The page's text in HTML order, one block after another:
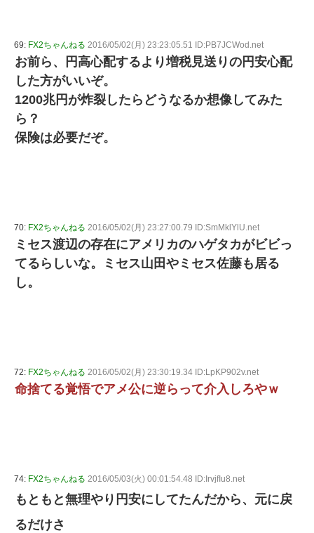
69: FX2ちゃんねる 2016/05/02(月) 23:23:05.51 ID:PB7JCWod.net
お前ら、円高心配するより増税見送りの円安心配
した方がいいぞ。
1200兆円が炸裂したらどうなるか想像してみた
ら？
保険は必要だぞ。
70: FX2ちゃんねる 2016/05/02(月) 23:27:00.79 ID:SmMklYlU.net
ミセス渡辺の存在にアメリカのハゲタカがビビっ
てるらしいな。ミセス山田やミセス佐藤も居る
し。
72: FX2ちゃんねる 2016/05/02(月) 23:30:19.34 ID:LpKP902v.net
命捨てる覚悟でアメ公に逆らって介入しろやｗ
74: FX2ちゃんねる 2016/05/03(火) 00:01:54.48 ID:IrvjfIu8.net
もともと無理やり円安にしてたんだから、元に戻
るだけさ